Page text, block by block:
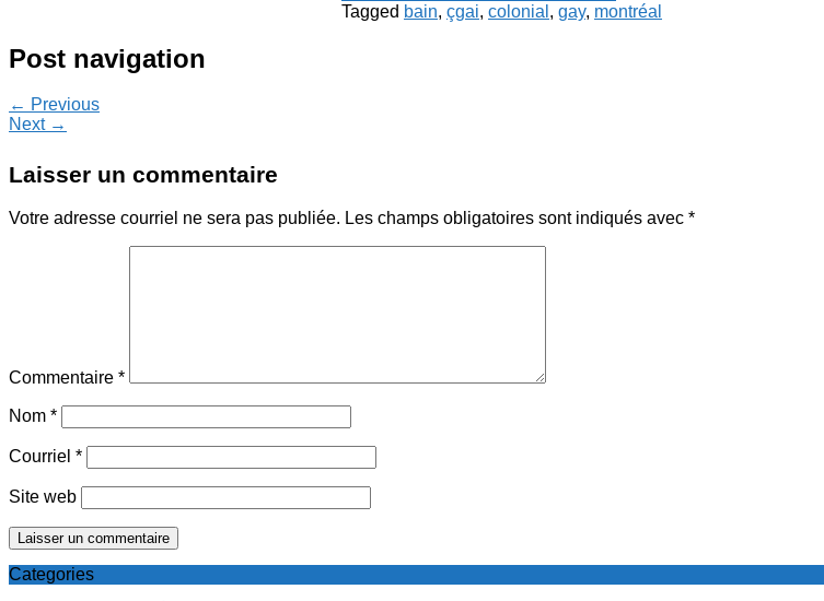
Tagged bain, çgai, colonial , gay, montréal
Post navigation
← Previous
Next →
Laisser un commentaire
Votre adresse courriel ne sera pas publiée. Les champs obligatoires sont indiqués avec *
Commentaire *
Nom *
Courriel *
Site web
Categories